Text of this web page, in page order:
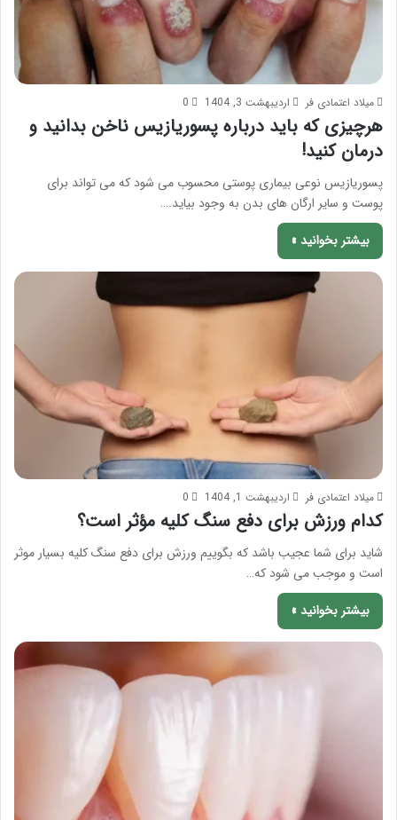
میلاد اعتمادی فر اردیبهشت 3, 1404 0
هرچیزی که باید درباره پسوریازیس ناخن بدانید و
درمان کنید!
پسوریازیس نوعی بیماری پوستی محسوب می شود که می تواند برای
پوست و سایر ارگان های بدن به وجود بیاید.…
بیشتر بخوانید »
میلاد اعتمادی فر اردیبهشت 1, 1404 0
کدام ورزش برای دفع سنگ کلیه مؤثر است؟
شاید برای شما عجیب باشد که بگوییم ورزش برای دفع سنگ کلیه بسیار موثر
است و موجب می شود که…
بیشتر بخوانید »